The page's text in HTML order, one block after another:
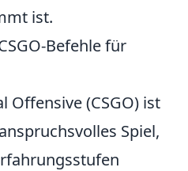
ist.
Befehle für
Offensive (CSGO) ist
Spiel,